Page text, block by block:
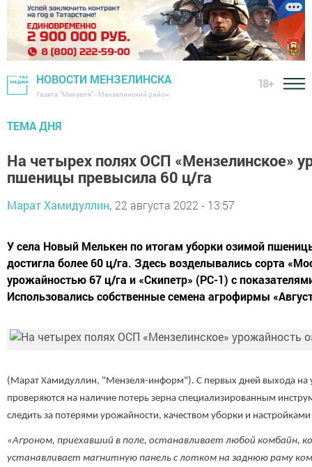
НОВОСТИ МЕНЗЕЛИНСКА
Газета "Мензеля" - Мензелинский район
18+
ТЕМА ДНЯ
На четырех полях ОСП «Мензелинское»
пшеницы превысила 60 ц/га
Марат Хамидуллин, 22 августа 2022 - 13:57
У села Новый Мелькен по итогам уборки озимой
достигла более 60 ц/га. Здесь возделывались сорта
урожайностью 67 ц/га и «Скипетр» (РС-1) с
Использовались собственные семена агрофирмы
(Марат Хамидуллин, "Мензеля-информ"). С первых дней выхода
проверяются на наличие потерь зерна специализированным
следить за потерями урожайности, качеством уборки и
«Агроном, приехавший в поле, останавливает любой комбайн,
устанавливает магнитную панель с лотком на заднюю раму